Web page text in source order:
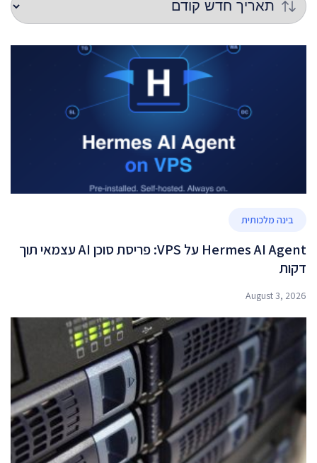
בינה מלכותית
Hermes AI Agent על VPS: פריסת סוכן AI עצמאי תוך
דקות
August 3, 2026